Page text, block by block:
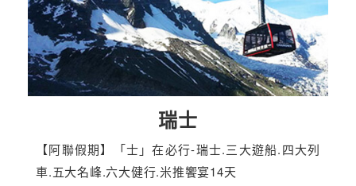
瑞士
【阿聯假期】「士」在必行-瑞士.三大遊船.四大列
車.五大名峰.六大健行.米推饗宴14天